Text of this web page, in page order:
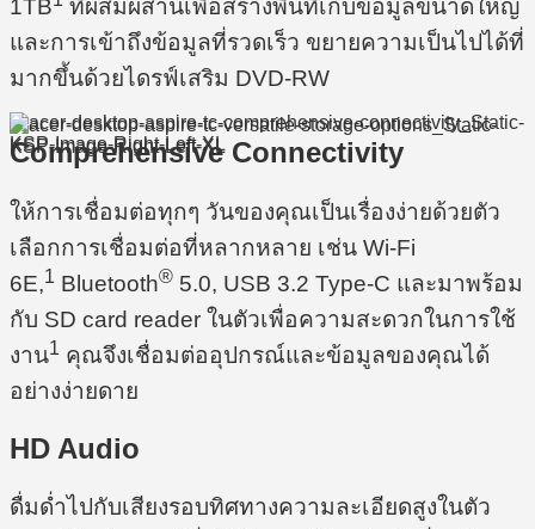
1TB
ที่ผสมผสานเพื่อสร้างพื้นที่เก็บข้อมูลขนาดใหญ่
และการเข้าถึงข้อมูลที่รวดเร็ว ขยายความเป็นไปได้ที่
มากขึ้นด้วยไดรฟ์เสริม DVD-RW
Comprehensive Connectivity
ให้การเชื่อมต่อทุกๆ วันของคุณเป็นเรื่องง่ายด้วยตัว
เลือกการเชื่อมต่อที่หลากหลาย เช่น Wi-Fi
6E,1 Bluetooth® 5.0, USB 3.2 Type-C และมาพร้อม
กับ SD card reader ในตัวเพื่อความสะดวกในการใช้
งาน1 คุณจึงเชื่อมต่ออุปกรณ์และข้อมูลของคุณได้
อย่างง่ายดาย
HD Audio
ดื่มด่ำไปกับเสียงรอบทิศทางความละเอียดสูงในตัว